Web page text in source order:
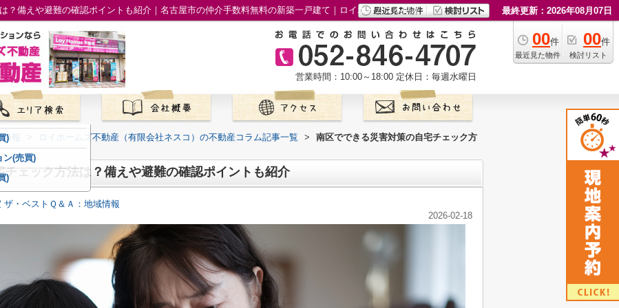
？備えや避難の確認ポイントも紹介｜名古屋市の仲介手数料無料の新築一戸建て｜ロイホームズ不動産 最終更新：2026年08月07日
00件
最近見た物件
00件
検討リスト
営業時間：10:00～18:00 定休日：毎週水曜日
)
ン(売買)
)
報 ロイホームズ不動産（有限会社ネスコ）の不動産コラム記事一覧 >
南区でできる災害対策の自宅チェック方
ェック方法は？備えや避難の確認ポイントも紹介
ザ・ベストＱ＆Ａ：地域情報
2026-02-18